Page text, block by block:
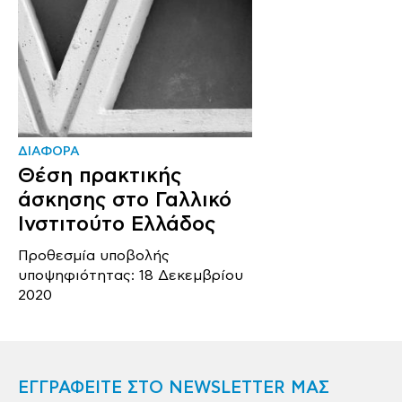
ΔΙΑΦΟΡΑ
Θέση πρακτικής
άσκησης στο Γαλλικό
Ινστιτούτο Ελλάδος
Προθεσμία υποβολής
υποψηφιότητας: 18 Δεκεμβρίου
2020
ΕΓΓΡΑΦΕΙΤΕ ΣΤΟ NEWSLETTER ΜΑΣ